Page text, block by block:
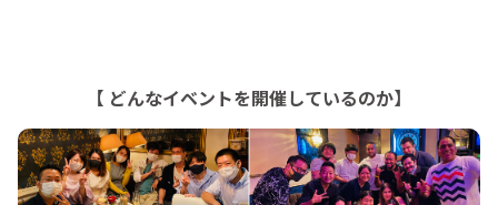
【 どんなイベントを開催しているのか】